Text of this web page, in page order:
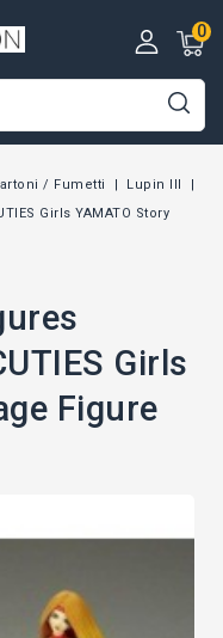
0
/ Fumetti
Lupin III
Girls YAMATO Story
Girls
Figure